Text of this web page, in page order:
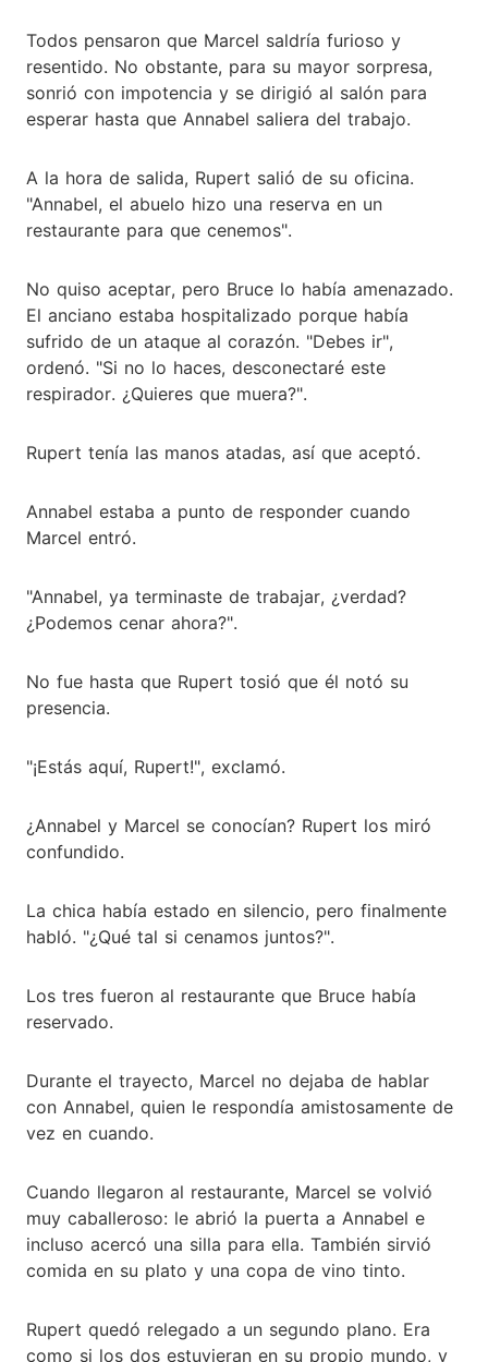
Todos pensaron que Marcel saldría furioso y
resentido. No obstante, para su mayor sorpresa,
sonrió con impotencia y se dirigió al salón para
esperar hasta que Annabel saliera del trabajo.
A la hora de salida, Rupert salió de su oficina.
"Annabel, el abuelo hizo una reserva en un
restaurante para que cenemos".
No quiso aceptar, pero Bruce lo había amenazado.
El anciano estaba hospitalizado porque había
sufrido de un ataque al corazón. "Debes ir",
ordenó. "Si no lo haces, desconectaré este
respirador. ¿Quieres que muera?".
Rupert tenía las manos atadas, así que aceptó.
Annabel estaba a punto de responder cuando
Marcel entró.
"Annabel, ya terminaste de trabajar, ¿verdad?
¿Podemos cenar ahora?".
No fue hasta que Rupert tosió que él notó su
presencia.
"¡Estás aquí, Rupert!", exclamó.
¿Annabel y Marcel se conocían? Rupert los miró
confundido.
La chica había estado en silencio, pero finalmente
habló. "¿Qué tal si cenamos juntos?".
Los tres fueron al restaurante que Bruce había
reservado.
Durante el trayecto, Marcel no dejaba de hablar
con Annabel, quien le respondía amistosamente de
vez en cuando.
Cuando llegaron al restaurante, Marcel se volvió
muy caballeroso: le abrió la puerta a Annabel e
incluso acercó una silla para ella. También sirvió
comida en su plato y una copa de vino tinto.
Rupert quedó relegado a un segundo plano. Era
como si los dos estuvieran en su propio mundo, y